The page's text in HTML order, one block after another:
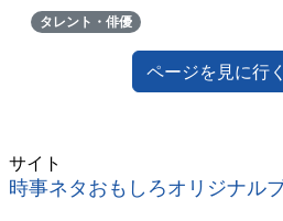
タレント・俳優
ページを見に行く
サイト
時事ネタおもしろオリジナル